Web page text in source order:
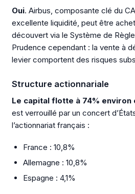
Oui. Airbus, composante clé du
excellente liquidité, peut être
découvert via le Système de
Prudence cependant : la vente à
levier comportent des risques
Structure actionnariale
Le capital flotte à 74% environ
est verrouillé par un concert
l’actionnariat français :
France : 10,8%
Allemagne : 10,8%
Espagne : 4,1%